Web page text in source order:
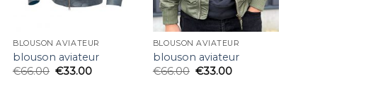
BLOUSON AVIATEUR
blouson aviateur
€66.00 €33.00
BLOUSON AVIATEUR
blouson aviateur
€66.00 €33.00